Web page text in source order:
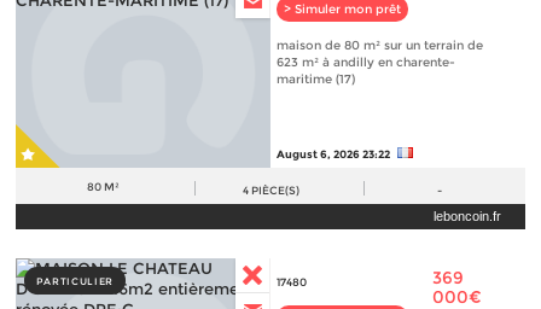
> Simuler mon prêt
maison de 80 m² sur un terrain de
623 m² à andilly en charente-
maritime (17)
August 6, 2026 23:22
80 M² 4 PIÈCE(S) -
leboncoin.fr
PARTICULIER 17480
369
000€